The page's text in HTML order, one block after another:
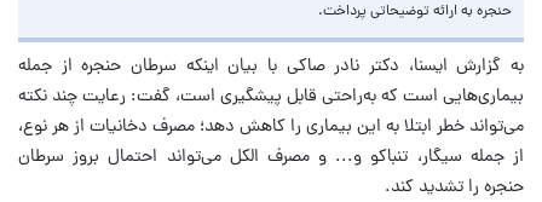
حنجره به ارائه توضیحاتی پرداخت.
به گزارش ایسنا، دکتر نادر صاکی با بیان اینکه سرطان حنجره از جمله
بیماری‌هایی است که به‌راحتی قابل پیشگیری است، گفت: رعایت چند نکته
می‌تواند خطر ابتلا به این بیماری را کاهش دهد؛ مصرف دخانیات از هر نوع،
از جمله سیگار، تنباکو و... و مصرف الکل می‌تواند احتمال بروز سرطان
حنجره را تشدید کند.